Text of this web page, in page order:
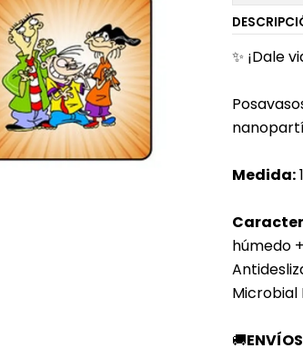
✨ ¡Dale
Medida:
húmedo
Microbial
🚚